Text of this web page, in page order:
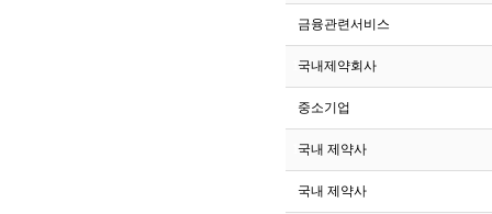
199
금융관련서비스
198
국내제약회사
197
중소기업
196
국내 제약사
195
국내 제약사